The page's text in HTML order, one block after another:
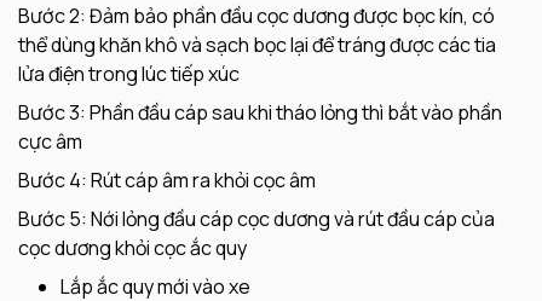
Bước 2: Đảm bảo phần đầu cọc dương được bọc kín, có
thể dùng khăn khô và sạch bọc lại để tráng được các tia
lửa điện trong lúc tiếp xúc
Bước 3: Phần đầu cáp sau khi tháo lỏng thì bắt vào phần
cực âm
Bước 4: Rút cáp âm ra khỏi cọc âm
Bước 5: Nới lỏng đầu cáp cọc dương và rút đầu cáp của
cọc dương khỏi cọc ắc quy
Lắp ắc quy mới vào xe